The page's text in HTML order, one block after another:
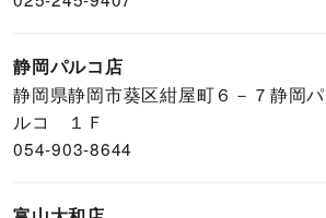
静岡パルコ店
静岡県静岡市葵区紺屋町６－７静岡パ
ルコ １Ｆ
054-903-8644